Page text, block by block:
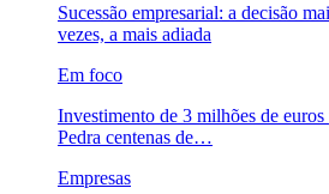
Sucessão empresarial: a decisão
vezes, a mais adiada
Em foco
Investimento de 3 milhões de
Pedra centenas de…
Empresas